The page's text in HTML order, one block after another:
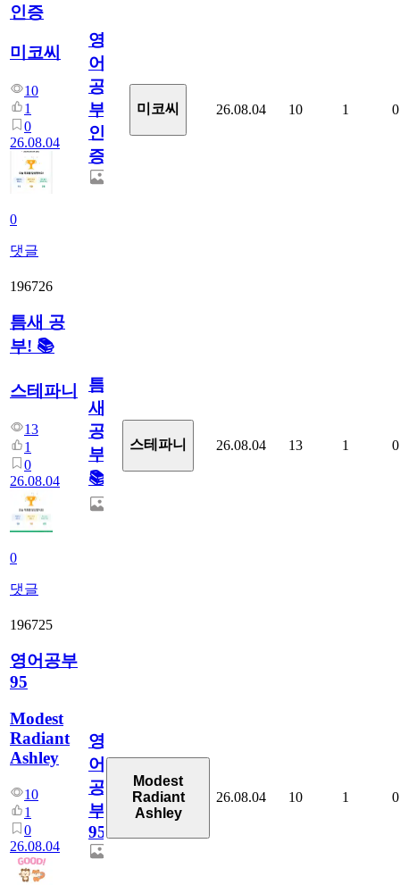
인증
미코씨
10
1
0
26.08.04
0
댓글
영
어
공
부
인
증
미코씨 26.08.04 10 1 0
196726
틈새 공
부! 📚
스테파니
13
1
0
26.08.04
0
댓글
틈
새
공
부!
📚
스테파니 26.08.04 13 1 0
196725
영어공부
95
Modest
Radiant
Ashley
10
1
0
26.08.04
영
어
공
부
95
Modest
Radiant
Ashley
26.08.04 10 1 0